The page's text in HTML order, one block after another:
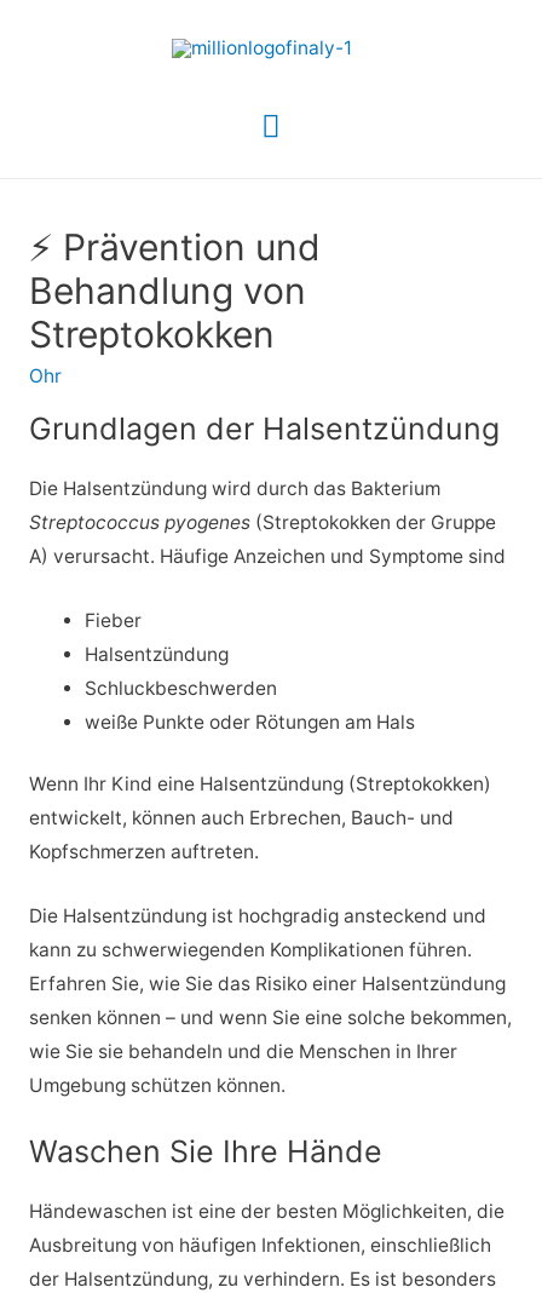
Hauptmenü
⚡ Prävention und
Behandlung von
Streptokokken
Ohr
Grundlagen der Halsentzündung
Die Halsentzündung wird durch das Bakterium
Streptococcus pyogenes(Streptokokken der Gruppe
A) verursacht. Häufige Anzeichen und Symptome sind
Fieber
Halsentzündung
Schluckbeschwerden
weiße Punkte oder Rötungen am Hals
Wenn Ihr Kind eine Halsentzündung (Streptokokken)
entwickelt, können auch Erbrechen, Bauch- und
Kopfschmerzen auftreten.
Die Halsentzündung ist hochgradig ansteckend und
kann zu schwerwiegenden Komplikationen führen.
Erfahren Sie, wie Sie das Risiko einer Halsentzündung
senken können – und wenn Sie eine solche bekommen,
wie Sie sie behandeln und die Menschen in Ihrer
Umgebung schützen können.
Waschen Sie Ihre Hände
Händewaschen ist eine der besten Möglichkeiten, die
Ausbreitung von häufigen Infektionen, einschließlich
der Halsentzündung, zu verhindern. Es ist besonders